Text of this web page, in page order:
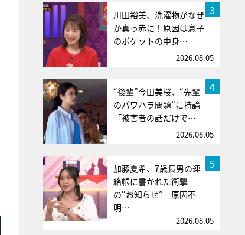
3
川田裕美、洗濯物がなぜ
か真っ赤に！原因は息子
のポケットの中身…
2026.08.05
4
“後輩”今田美桜、“先輩
のパワハラ問題”に持論
「被害者の話だけで…
2026.08.05
5
加藤夏希、7歳長男の連
絡帳に書かれた衝撃
の“お知らせ” 原因不
明…
2026.08.05